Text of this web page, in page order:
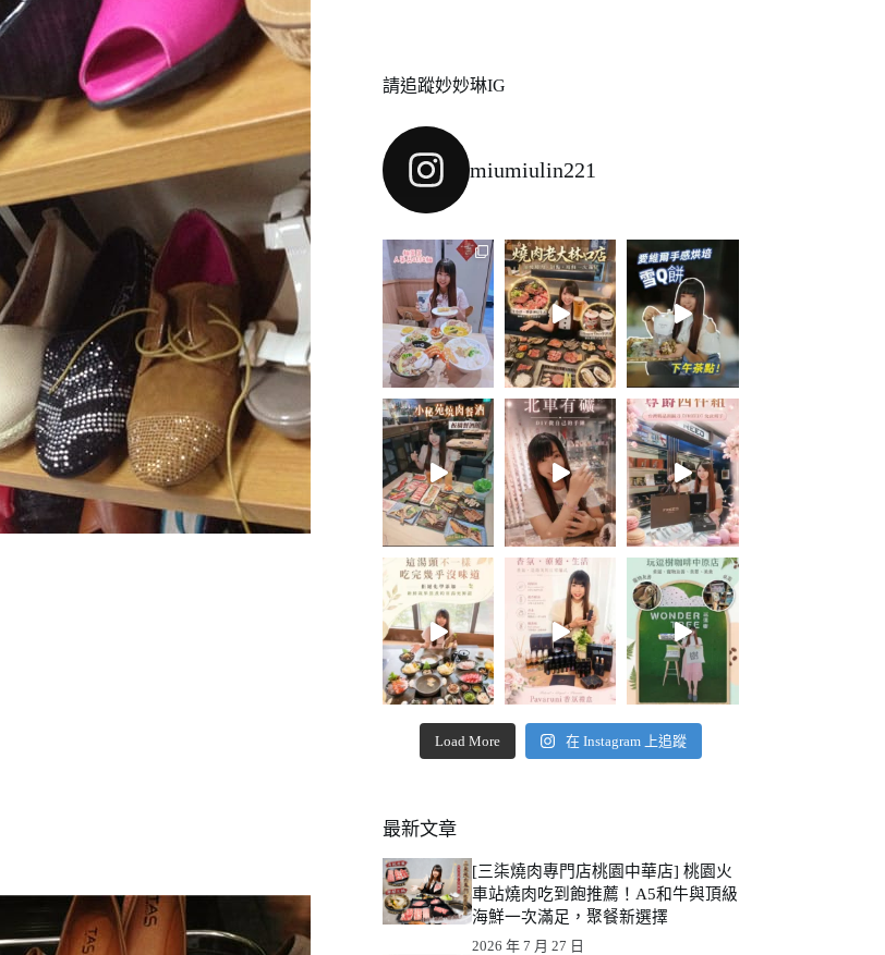
請追蹤妙妙琳IG
miumiulin221
Load More 在 Instagram 上追蹤
最新文章
[三柒燒肉專門店桃園中華店] 桃園火
車站燒肉吃到飽推薦！A5和牛與頂級
海鮮一次滿足，聚餐新選擇
2026 年 7 月 27 日